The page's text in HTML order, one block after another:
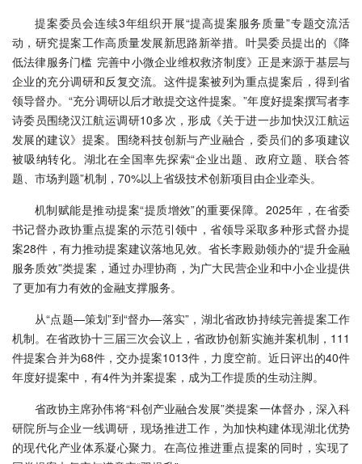
提案委员会连续3年组织开展“提高提案服务质量”专题交流活
动，研究提案工作高质量发展新思路新举措。叶昊委员提出的《降
低法律服务门槛 完善中小微企业维权救济制度》正是来源于基层与
企业的充分调研和反复交流。这件提案被列为重点提案后，得到省
领导督办。“充分调研以后才敢提交这件提案。”年度好提案撰写者李
诗委员围绕汉江航运调研10多次，形成《关于进一步加快汉江航运
发展的建议》提案。围绕科技创新与产业融合，委员们的多项建议
被吸纳转化。湖北在全国率先探索“企业出题、政府立题、联合答
题、市场判题”机制，70%以上省级技术创新项目由企业牵头。
机制赋能是推动提案“提质增效”的重要保障。2025年，在省委
书记督办政协重点提案的示范引领中，省领导采取多种形式督办提
案28件，有力推动提案建议落地见效。省长李殿勋领办的“提升金融
服务质效”类提案，通过办理协商，为广大民营企业和中小企业提供
了更加有力有效的金融支撑服务。
从“点题—策划”到“督办—落实”，湖北省政协持续完善提案工作
机制。在省政协十三届三次会议上，省政协创新实施并案机制，111
件提案合并为68件，交办提案1013件，力度空前。近日评出的40件
年度好提案中，有4件为并案提案，成为工作提质的生动注脚。
省政协主席孙伟将“科创产业融合发展”类提案一体督办，深入科
研院所与企业一线调研，现场推进工作，为加快构建体现湖北优势
的现代化产业体系凝心聚力。在高位推进重点提案的同时，实现了